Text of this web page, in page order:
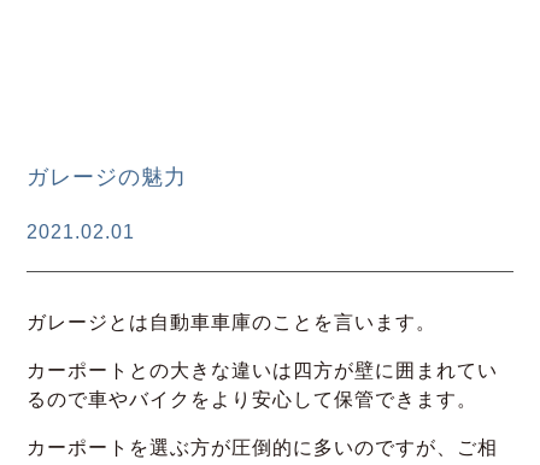
ガレージの魅力
2021.02.01
ガレージとは自動車車庫のことを言います。
カーポートとの大きな違いは四方が壁に囲まれてい
るので車やバイクをより安心して保管できます。
カーポートを選ぶ方が圧倒的に多いのですが、ご相